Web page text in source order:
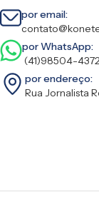
por email:
por WhatsApp:
(41)98504-
por endereço:
Rua Jornalista